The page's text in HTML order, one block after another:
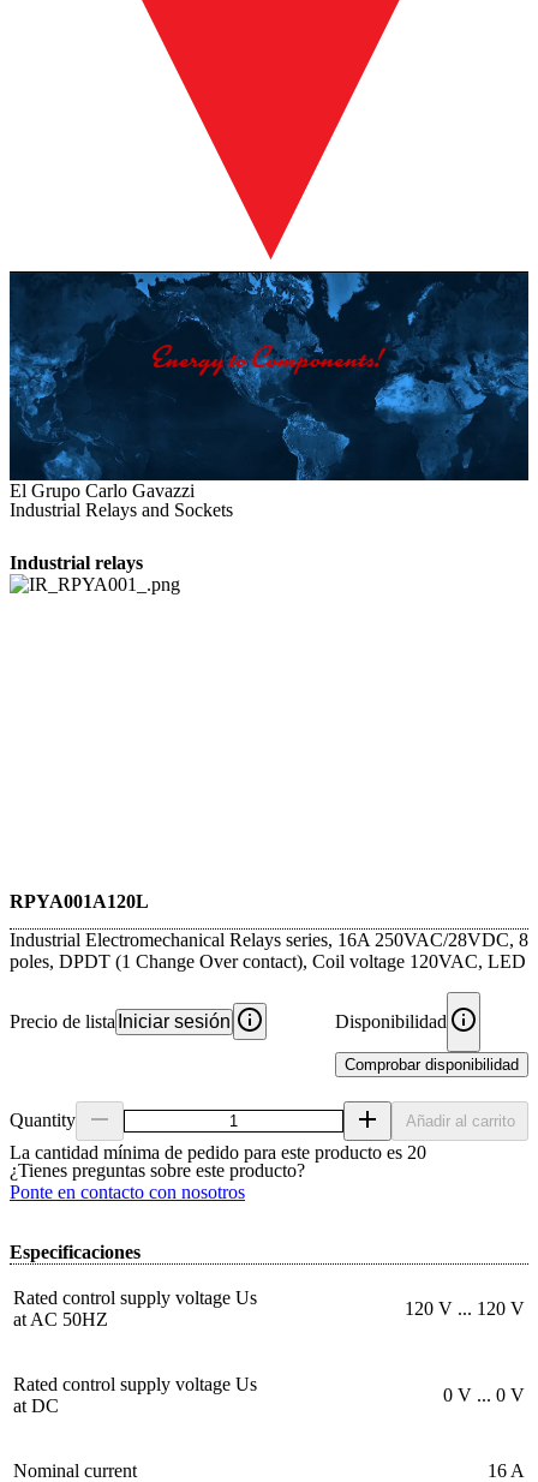
El Grupo Carlo Gavazzi
Industrial Relays and Sockets
Industrial relays
RPYA001A120L
Industrial Electromechanical Relays series, 16A 250VAC/28VDC, 8
poles, DPDT (1 Change Over contact), Coil voltage 120VAC, LED
Precio de lista Iniciar sesión Disponibilidad
Comprobar disponibilidad
Quantity
La cantidad mínima de pedido para este producto es 20
Añadir al carrito
¿Tienes preguntas sobre este producto?
Ponte en contacto con nosotros
Especificaciones
Rated control supply voltage Us
at AC 50HZ
120 V ... 120 V
Rated control supply voltage Us
at DC
0 V ... 0 V
Nominal current 16 A